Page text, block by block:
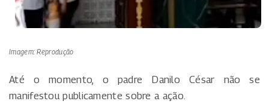
Imagem: Reprodução
Até o momento, o padre Danilo César não se
manifestou publicamente sobre a ação.